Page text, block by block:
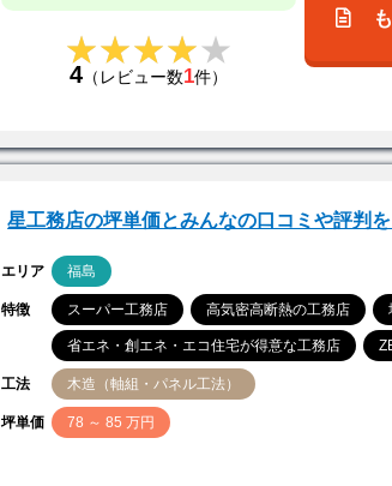
★★★★★
★★★★★
4 （レビュー数1件）
星工務店の坪単価とみんなの口コミや評判を
エリア 福島
特徴 スーパー工務店 高気密高断熱の工務店
省エネ・創エネ・エコ住宅が得意な工務店
工法 木造（軸組・パネル工法）
坪単価 78 ～ 85 万円